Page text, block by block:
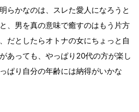
らかなのは、スレた愛人になろうと
、男を真の意味で癒すのはもう片方
だとしたらオトナの女にちょっと自
あっても、やっぱり20代の方が楽し
ぱり自分の年齢には納得がいかな